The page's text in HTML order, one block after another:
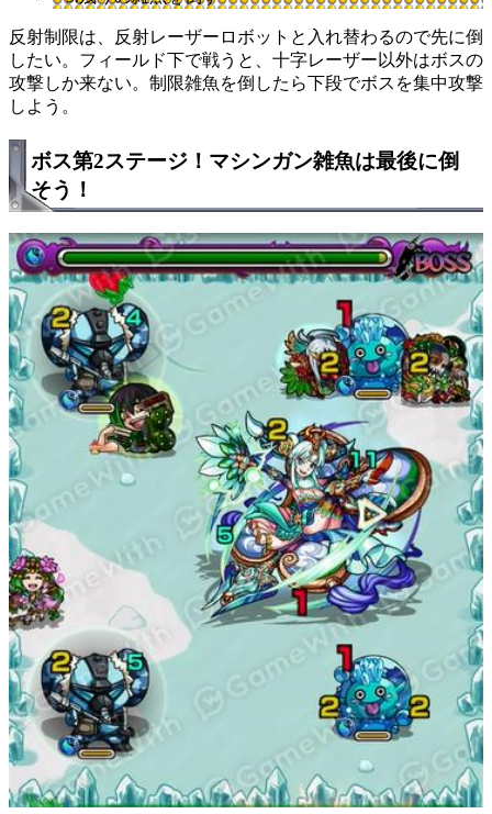
反射制限は、反射レーザーロボットと入れ替わるので先に倒
したい。フィールド下で戦うと、十字レーザー以外はボスの
攻撃しか来ない。制限雑魚を倒したら下段でボスを集中攻撃
しよう。
ボス第2ステージ！マシンガン雑魚は最後に倒
そう！